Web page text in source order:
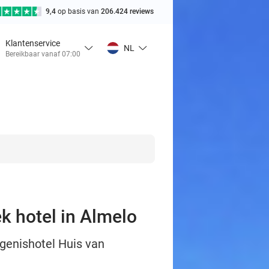
9,4 op basis van 206.424 reviews
Klantenservice
Bereikbaar vanaf 07:00
NL
hotel in Almelo
Huis van